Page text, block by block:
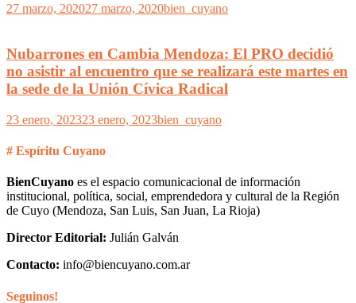
27 marzo, 202027 marzo, 2020bien_cuyano
Nubarrones en Cambia Mendoza: El PRO decidió
no asistir al encuentro que se realizará este martes en
la sede de la Unión Cívica Radical
23 enero, 202323 enero, 2023bien_cuyano
# Espíritu Cuyano
BienCuyano es el espacio comunicacional de información
institucional, política, social, emprendedora y cultural de la Región
de Cuyo (Mendoza, San Luis, San Juan, La Rioja)
Director Editorial: Julián Galván
Contacto: info@biencuyano.com.ar
Seguinos!